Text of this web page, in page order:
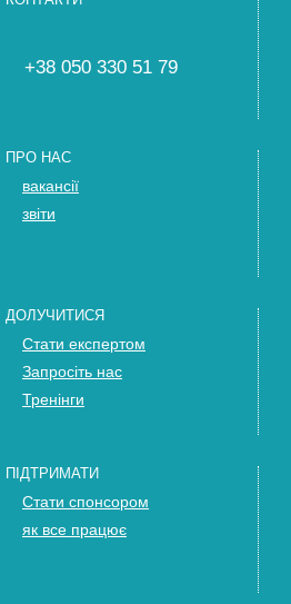
+38 050 330 51 79
ПРО НАС
вакансії
звіти
ДОЛУЧИТИСЯ
Стати експертом
Запросіть нас
Тренінги
ПІДТРИМАТИ
Стати спонсором
як все працює